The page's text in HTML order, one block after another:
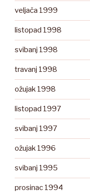
veljača 1999
listopad 1998
svibanj 1998
travanj 1998
ožujak 1998
listopad 1997
svibanj 1997
ožujak 1996
svibanj 1995
prosinac 1994